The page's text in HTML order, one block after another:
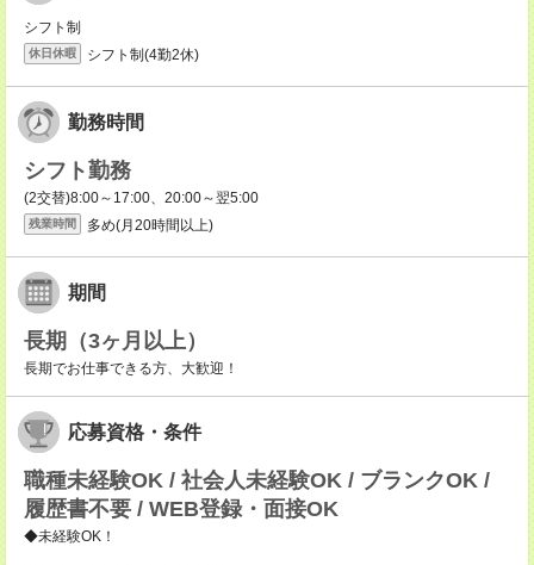
シフト制
休日休暇 シフト制(4勤2休)
勤務時間
シフト勤務
(2交替)8:00～17:00、20:00～翌5:00
残業時間 多め(月20時間以上)
期間
長期（3ヶ月以上）
長期でお仕事できる方、大歓迎！
応募資格・条件
職種未経験OK / 社会人未経験OK / ブランクOK /
履歴書不要 / WEB登録・面接OK
◆未経験OK！